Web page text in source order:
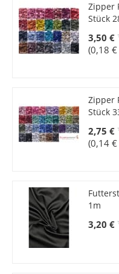
Zipper
Stück
3,50 €
(0,18
Zipper
Stück
2,75 €
(0,14
1m
3,20 €